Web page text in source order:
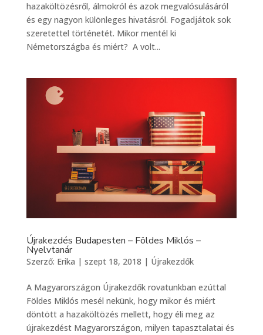
hazaköltözésről, álmokról és azok megvalósulásáról
és egy nagyon különleges hivatásról. Fogadjátok sok
szeretettel történetét. Mikor mentél ki
Németországba és miért? A volt...
Újrakezdés Budapesten – Földes Miklós –
Nyelvtanár
Szerző: Erika | szept 18, 2018 | Újrakezdők
A Magyarországon Újrakezdők rovatunkban ezúttal
Földes Miklós mesél nekünk, hogy mikor és miért
döntött a hazaköltözés mellett, hogy éli meg az
újrakezdést Magyarországon, milyen tapasztalatai és